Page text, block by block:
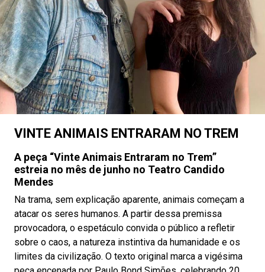
VINTE ANIMAIS ENTRARAM NO TREM
A peça “Vinte Animais Entraram no Trem”
estreia no mês de junho no Teatro Candido
Mendes
Na trama, sem explicação aparente, animais começam a
atacar os seres humanos. A partir dessa premissa
provocadora, o espetáculo convida o público a refletir
sobre o caos, a natureza instintiva da humanidade e os
limites da civilização. O texto original marca a vigésima